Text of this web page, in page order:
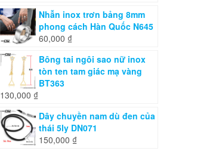
Nhẫn inox trơn bảng 8mm
phong cách Hàn Quốc N645
60,000 ₫
Bông tai ngôi sao nữ inox
tòn ten tam giác mạ vàng
BT363
130,000 ₫
Dây chuyền nam dù đen của
thái 5ly DN071
150,000 ₫